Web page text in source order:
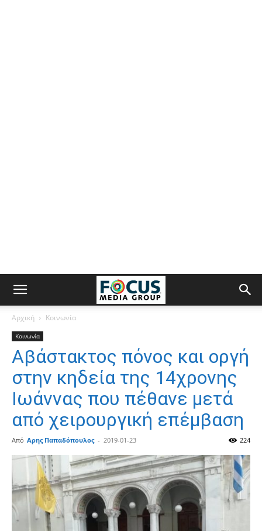
Αρχική Κοινωνία
Κοινωνία
Αβάστακτος πόνος και οργή
στην κηδεία της 14χρονης
Ιωάννας που πέθανε μετά
από χειρουργική επέμβαση
Από Αρης Παπαδόπουλος - 2019-01-23 224